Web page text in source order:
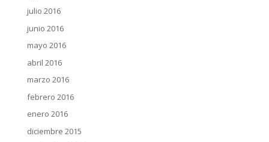
julio 2016
junio 2016
mayo 2016
abril 2016
marzo 2016
febrero 2016
enero 2016
diciembre 2015